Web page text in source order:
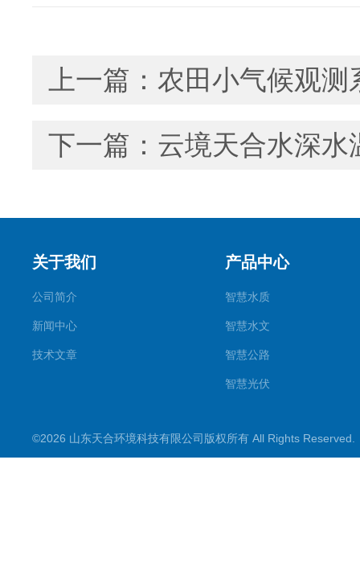
上一篇： 农田小气候观测
下一篇： 云境天合水深水
关于我们
公司简介
新闻中心
技术文章
产品中心
智慧水质
智慧水文
智慧公路
智慧光伏
智慧农业
©2026 山东天合环境科技有限公司版权所有 All Rights